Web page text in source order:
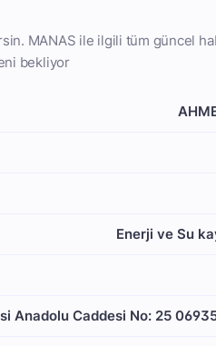
MANAS ile ilgili tüm güncel
bekliyor
Enerji ve Su
Anadolu Caddesi No: 25